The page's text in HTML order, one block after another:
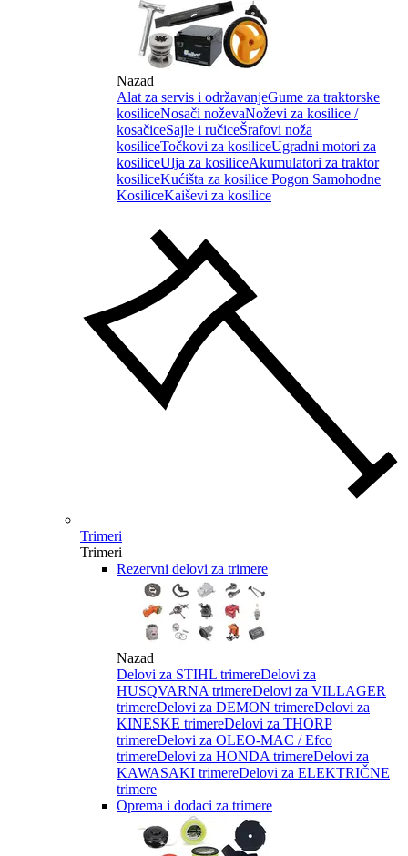
Nazad
Alat za servis i održavanjeGume za traktorske
kosiliceNosači noževaNoževi za kosilice /
kosačiceSajle i ručiceŠrafovi noža
kosiliceTočkovi za kosiliceUgradni motori za
kosiliceUlja za kosiliceAkumulatori za traktor
kosiliceKućišta za kosilice Pogon Samohodne
KosiliceKaiševi za kosilice
Trimeri
Trimeri
Rezervni delovi za trimere
Nazad
Delovi za STIHL trimereDelovi za
HUSQVARNA trimereDelovi za VILLAGER
trimereDelovi za DEMON trimereDelovi za
KINESKE trimereDelovi za THORP
trimereDelovi za OLEO-MAC / Efco
trimereDelovi za HONDA trimereDelovi za
KAWASAKI trimereDelovi za ELEKTRIČNE
trimere
Oprema i dodaci za trimere